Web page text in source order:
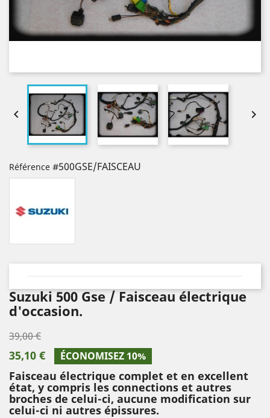
 
Référence #500GSE/FAISCEAU
Suzuki 500 Gse / Faisceau électrique
d'occasion.
39,00 €
35,10 € ÉCONOMISEZ 10%
Faisceau électrique complet et en excellent
état, y compris les connections et autres
broches de celui-ci, aucune modification sur
celui-ci ni autres épissures.